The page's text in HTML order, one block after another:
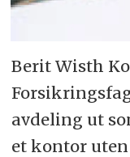
Berit Wisth
avdeling ut
et kontor